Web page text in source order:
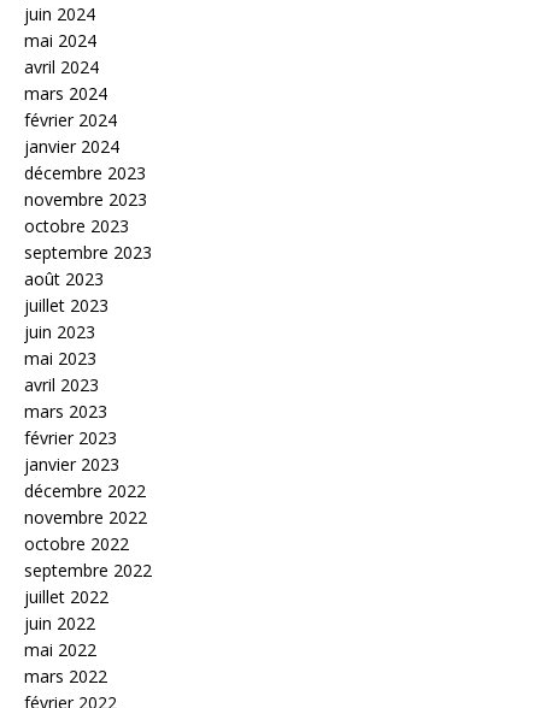
juin 2024
mai 2024
avril 2024
mars 2024
février 2024
janvier 2024
décembre 2023
novembre 2023
octobre 2023
septembre 2023
août 2023
juillet 2023
juin 2023
mai 2023
avril 2023
mars 2023
février 2023
janvier 2023
décembre 2022
novembre 2022
octobre 2022
septembre 2022
juillet 2022
juin 2022
mai 2022
mars 2022
février 2022